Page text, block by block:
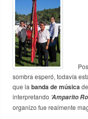
sombra esperó, todavía
que la banda de música
interpretando ‘Amparito
organizo fue realmente